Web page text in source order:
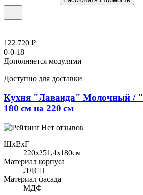
122 720 ₽
0-0-18
Дополняется модулями
Доступно для доставки
Кухня "Лаванда" Молочный /
180 см на 220 см
Нет отзывов
ШхВхГ
220x251,4х180см
Материал корпуса
ЛДСП
Материал фасада
МДФ